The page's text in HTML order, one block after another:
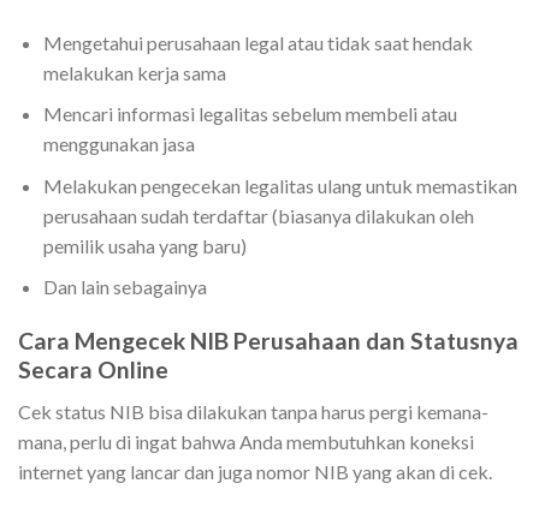
Mengetahui perusahaan legal atau tidak saat hendak
melakukan kerja sama
Mencari informasi legalitas sebelum membeli atau
menggunakan jasa
Melakukan pengecekan legalitas ulang untuk memastikan
perusahaan sudah terdaftar (biasanya dilakukan oleh
pemilik usaha yang baru)
Dan lain sebagainya
Cara Mengecek NIB Perusahaan dan Statusnya
Secara Online
Cek status NIB bisa dilakukan tanpa harus pergi kemana-
mana, perlu di ingat bahwa Anda membutuhkan koneksi
internet yang lancar dan juga nomor NIB yang akan di cek.